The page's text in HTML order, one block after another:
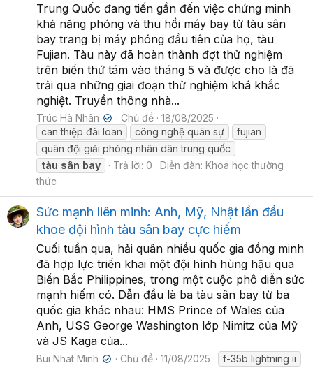
Trung Quốc đang tiến gần đến việc chứng minh
khả năng phóng và thu hồi máy bay từ tàu sân
bay trang bị máy phóng đầu tiên của họ, tàu
Fujian. Tàu này đã hoàn thành đợt thử nghiệm
trên biển thứ tám vào tháng 5 và được cho là đã
trải qua những giai đoạn thử nghiệm khá khắc
nghiệt. Truyền thông nhà...
Trúc Hà Nhân ✔ Chủ đề
18/08/2025
can thiệp đài loan
công nghệ quân sự
fujian
quân đội giải phóng nhân dân trung quốc
tàu sân bay Trả lời: 0 Diễn đàn: Khoa học thường
thức
Sức mạnh liên minh: Anh, Mỹ, Nhật lần đầu
khoe đội hình tàu sân bay cực hiếm
Cuối tuần qua, hải quân nhiều quốc gia đồng minh
đã hợp lực triển khai một đội hình hùng hậu qua
Biển Bắc Philippines, trong một cuộc phô diễn sức
mạnh hiếm có. Dẫn đầu là ba tàu sân bay từ ba
quốc gia khác nhau: HMS Prince of Wales của
Anh, USS George Washington lớp Nimitz của Mỹ
và JS Kaga của...
Bui Nhat Minh ✔ Chủ đề 11/08/2025 f-35b lightning ii